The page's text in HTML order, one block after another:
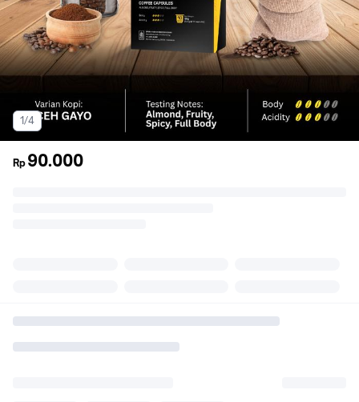
1/4
Rp 90.000